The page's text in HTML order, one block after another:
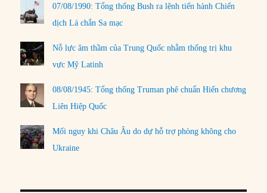
07/08/1990: Tổng thống Bush ra lệnh tiến hành Chiến
dịch Lá chắn Sa mạc
Nỗ lực âm thầm của Trung Quốc nhằm thống trị khu
vực Mỹ Latinh
08/08/1945: Tổng thống Truman phê chuẩn Hiến chương
Liên Hiệp Quốc
Mối nguy khi Châu Âu do dự hỗ trợ phòng không cho
Ukraine